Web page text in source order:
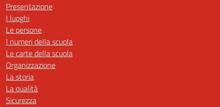
Presentazione
I luoghi
Le persone
I numeri della scuola
Le carte della scuola
Organizzazione
La storia
La qualità
Sicurezza